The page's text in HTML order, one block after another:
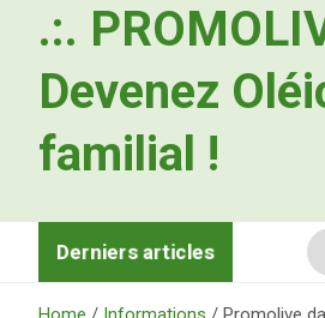
.:.
Devenez
familial !
Derniers articles